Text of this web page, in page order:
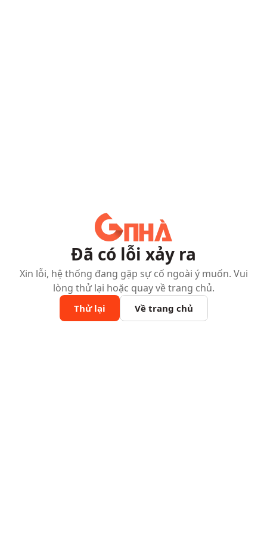
Đã có lỗi xảy ra
Xin lỗi, hệ thống đang gặp sự cố ngoài ý muốn. Vui
lòng thử lại hoặc quay về trang chủ.
Thử lại Về trang chủ